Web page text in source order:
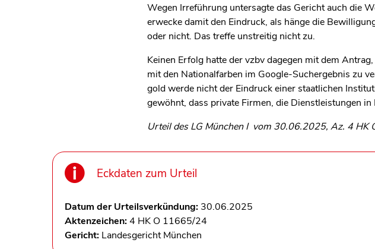
Wegen Irreführung untersagte das Gericht auch die
erwecke damit den Eindruck, als hänge die
oder nicht. Das treffe unstreitig nicht zu.
Keinen Erfolg hatte der vzbv dagegen mit dem
mit den Nationalfarben im Google-Suchergebnis zu
gold werde nicht der Eindruck einer staatlichen
gewöhnt, dass private Firmen, die Dienstleistungen
Urteil des LG München I vom 30.06.2025, Az. 4 HK
Eckdaten zum Urteil
Datum der Urteilsverkündung: 30.06.2025
Aktenzeichen:4 HK O 11665/24
Gericht: Landesgericht München